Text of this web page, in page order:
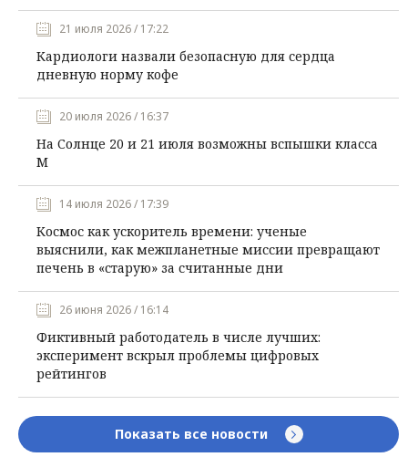
21 июля 2026 / 17:22
Кардиологи назвали безопасную для сердца
дневную норму кофе
20 июля 2026 / 16:37
На Солнце 20 и 21 июля возможны вспышки класса
М
14 июля 2026 / 17:39
Космос как ускоритель времени: ученые
выяснили, как межпланетные миссии превращают
печень в «старую» за считанные дни
26 июня 2026 / 16:14
Фиктивный работодатель в числе лучших:
эксперимент вскрыл проблемы цифровых
рейтингов
Показать все новости